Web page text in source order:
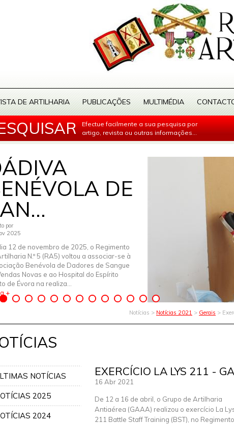
DE ARTILHARIA PUBLICAÇÕES MULTIMÉDIA
Efectue facilmente a sua pesquisa por
artigo, revista ou outras informações...
DE
por
2025
12 de novembro de 2025, o Regimento
N.º 5 (RA5) voltou a associar-se à
Benévola de Dadores de Sangue
Novas e ao Hospital do Espírito
de Évora na realiza...
+
Notícias > Notícias 2021 > Gerais >
NOTÍCIAS
2025
2024
EXERCÍCIO LA LYS 211 -
16 Abr 2021
De 12 a 16 de abril, o Grupo de Artilharia
Antiaérea (GAAA) realizou o exercício La
211 Battle Staff Training (BST), no Regimento